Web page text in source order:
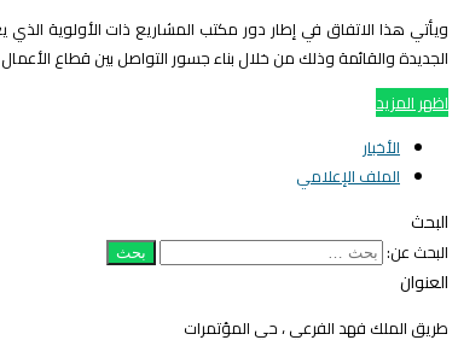
ويأتي هذا الاتفاق في إطار دور مكتب المشاريع ذات الأولوية
الجديدة والقائمة وذلك من خلال بناء جسور التواصل بين قطاع
اظهر المزيد
الأخبار
الملف الإعلامي
البحث
البحث عن:
العنوان
طريق الملك فهد الفرعي ، حي المؤتمرات